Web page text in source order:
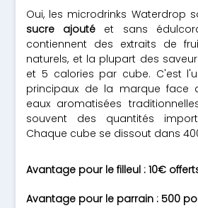
Oui, les microdrinks Waterdrop
sucre ajouté et sans
contiennent des extraits de
naturels, et la plupart des
et 5 calories par cube. C'est
principaux de la marque face
eaux aromatisées
souvent des quantités
Chaque cube se dissout dans
Avantage pour le filleul : 10€
Avantage pour le parrain : 500